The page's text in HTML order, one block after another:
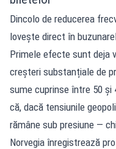
Dincolo de reducerea
lovește direct în
Primele efecte sunt deja
creșteri substanțiale de
sume cuprinse între 50 și
că, dacă tensiunile
rămâne sub presiune —
Norvegia înregistrează